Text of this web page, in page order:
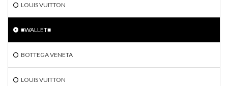
LOUIS VUITTON
■WALLET■
BOTTEGA VENETA
LOUIS VUITTON